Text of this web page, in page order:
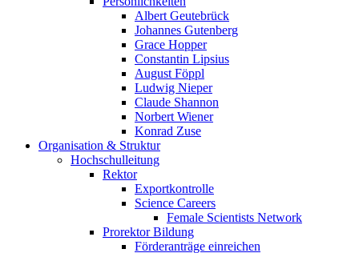
Albert Geutebrück
Johannes Gutenberg
Grace Hopper
Constantin Lipsius
August Föppl
Ludwig Nieper
Claude Shannon
Norbert Wiener
Konrad Zuse
Organisation & Struktur
Hochschulleitung
Rektor
Exportkontrolle
Science Careers
Female Scientists Network
Prorektor Bildung
Förderanträge einreichen